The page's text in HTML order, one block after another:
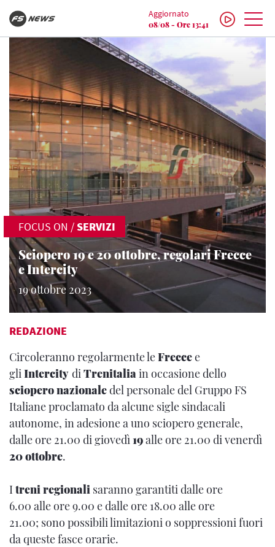
Aggiornato
08/08 - Ore 13:41
FOCUS ON /SERVIZI
Sciopero 19 e 20 ottobre, regolari Frecce
e Intercity
19 ottobre 2023
REDAZIONE
Circoleranno regolarmente leFreccee
gliIntercity diTrenitaliain occasione dello
sciopero nazionaledel personale del Gruppo FS
Italiane proclamato da alcune sigle sindacali
autonome, in adesione a uno sciopero generale,
dalle ore 21.00 di giovedì19alle ore 21.00 di venerdì
20 ottobre.
Itreni regionali saranno garantiti dalle ore
6.00 alle ore 9.00 e dalle ore 18.00 alle ore
21.00; sono possibili limitazioni o soppressioni fuori
da queste fasce orarie.